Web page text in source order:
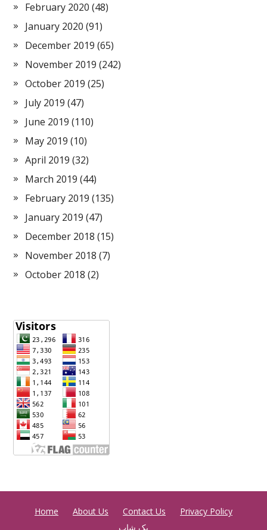
February 2020 (48)
January 2020 (91)
December 2019 (65)
November 2019 (242)
October 2019 (25)
July 2019 (47)
June 2019 (110)
May 2019 (10)
April 2019 (32)
March 2019 (44)
February 2019 (135)
January 2019 (47)
December 2018 (15)
November 2018 (7)
October 2018 (2)
Home About Us Contact Us
Privacy Policy
بک شاپ